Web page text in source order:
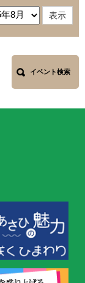
イベント検索